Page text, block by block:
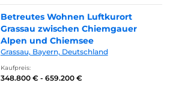
Betreutes Wohnen Luftkurort
Grassau zwischen Chiemgauer
Alpen und Chiemsee
Grassau, Bayern, Deutschland
Kaufpreis:
348.800 € - 659.200 €